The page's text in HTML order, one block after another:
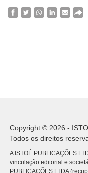
Copyright © 2026 -
Todos os direitos
A ISTOÉ PUBLICAÇÕES
vinculação editorial e
PUBLICACÕES LTDA